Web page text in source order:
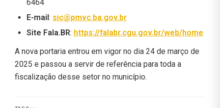
6464
E-mail: sic@pmvc.ba.gov.br
Site Fala.BR: https://falabr.cgu.gov.br/web/home
A nova portaria entrou em vigor no dia 24 de março de
2025 e passou a servir de referência para toda a
fiscalização desse setor no município.